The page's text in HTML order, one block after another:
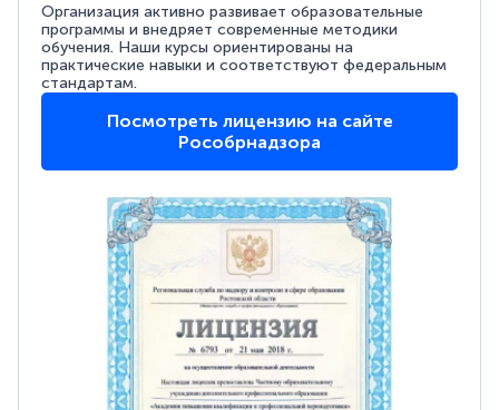
Организация активно развивает образовательные
программы и внедряет современные методики
обучения. Наши курсы ориентированы на
практические навыки и соответствуют федеральным
стандартам.
Посмотреть лицензию на сайте
Рособрнадзора